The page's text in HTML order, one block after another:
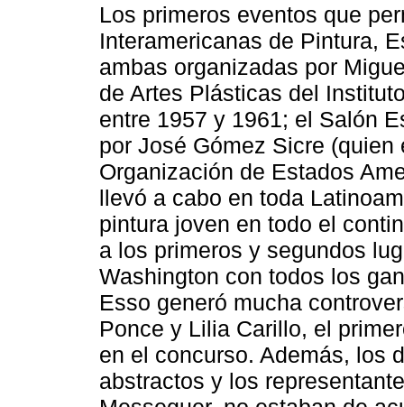
Los primeros eventos que
Interamericanas de Pintura,
ambas organizadas por
de Artes Plásticas del
entre 1957 y 1961; el Salón
por José Gómez Sicre
Organización de Estados
llevó a cabo en toda
pintura joven en todo el
a los primeros y segundos
Washington con todos los
Esso generó mucha
Ponce y Lilia Carillo, el
en el concurso. Además, los
abstractos y los